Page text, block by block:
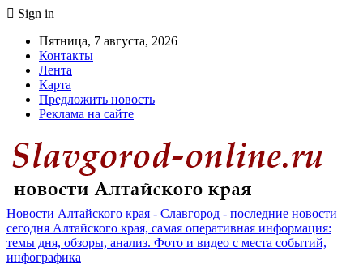
Sign in
Пятница, 7 августа, 2026
Контакты
Лента
Карта
Предложить новость
Реклама на сайте
Новости Алтайского края - Славгород - последние новости
сегодня Алтайского края, самая оперативная информация:
темы дня, обзоры, анализ. Фото и видео с места событий,
инфографика